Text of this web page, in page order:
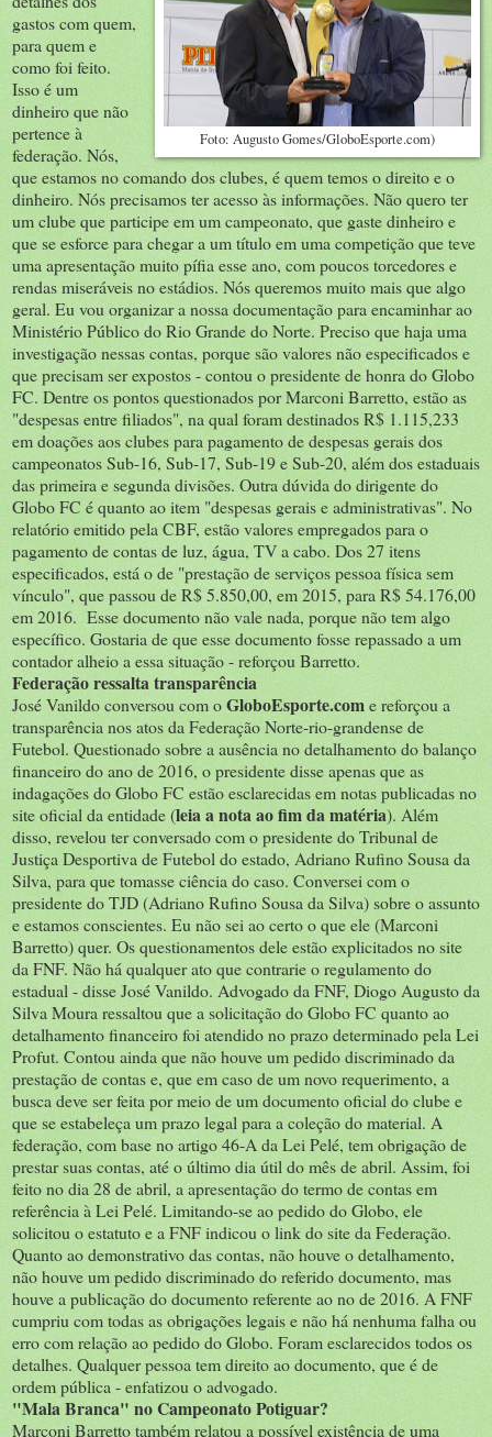
Foto: Augusto Gomes/GloboEsporte.com)
gastos com quem,
para quem e
como foi feito.
Isso é um
dinheiro que não
pertence à
federação. Nós,
que estamos no comando dos clubes, é quem temos o direito e o
dinheiro. Nós precisamos ter acesso às informações. Não quero ter
um clube que participe em um campeonato, que gaste dinheiro e
que se esforce para chegar a um título em uma competição que teve
uma apresentação muito pífia esse ano, com poucos torcedores e
rendas miseráveis no estádios. Nós queremos muito mais que algo
geral. Eu vou organizar a nossa documentação para encaminhar ao
Ministério Público do Rio Grande do Norte. Preciso que haja uma
investigação nessas contas, porque são valores não especificados e
que precisam ser expostos - contou o presidente de honra do Globo
FC. Dentre os pontos questionados por Marconi Barretto, estão as
"despesas entre filiados", na qual foram destinados R$ 1.115,233
em doações aos clubes para pagamento de despesas gerais dos
campeonatos Sub-16, Sub-17, Sub-19 e Sub-20, além dos estaduais
das primeira e segunda divisões. Outra dúvida do dirigente do
Globo FC é quanto ao item "despesas gerais e administrativas". No
relatório emitido pela CBF, estão valores empregados para o
pagamento de contas de luz, água, TV a cabo. Dos 27 itens
especificados, está o de "prestação de serviços pessoa física sem
vínculo", que passou de R$ 5.850,00, em 2015, para R$ 54.176,00
em 2016. Esse documento não vale nada, porque não tem algo
específico. Gostaria de que esse documento fosse repassado a um
contador alheio a essa situação - reforçou Barretto.
Federação ressalta transparência
José Vanildo conversou com oGloboEsporte.com e reforçou a
transparência nos atos da Federação Norte-rio-grandense de
Futebol. Questionado sobre a ausência no detalhamento do balanço
financeiro do ano de 2016, o presidente disse apenas que as
indagações do Globo FC estão esclarecidas em notas publicadas no
site oficial da entidade (leia a nota ao fim da matéria). Além
disso, revelou ter conversado com o presidente do Tribunal de
Justiça Desportiva de Futebol do estado, Adriano Rufino Sousa da
Silva, para que tomasse ciência do caso. Conversei com o
presidente do TJD (Adriano Rufino Sousa da Silva) sobre o assunto
e estamos conscientes. Eu não sei ao certo o que ele (Marconi
Barretto) quer. Os questionamentos dele estão explicitados no site
da FNF. Não há qualquer ato que contrarie o regulamento do
estadual - disse José Vanildo. Advogado da FNF, Diogo Augusto da
Silva Moura ressaltou que a solicitação do Globo FC quanto ao
detalhamento financeiro foi atendido no prazo determinado pela Lei
Profut. Contou ainda que não houve um pedido discriminado da
prestação de contas e, que em caso de um novo requerimento, a
busca deve ser feita por meio de um documento oficial do clube e
que se estabeleça um prazo legal para a coleção do material. A
federação, com base no artigo 46-A da Lei Pelé, tem obrigação de
prestar suas contas, até o último dia útil do mês de abril. Assim, foi
feito no dia 28 de abril, a apresentação do termo de contas em
referência à Lei Pelé. Limitando-se ao pedido do Globo, ele
solicitou o estatuto e a FNF indicou o link do site da Federação.
Quanto ao demonstrativo das contas, não houve o detalhamento,
não houve um pedido discriminado do referido documento, mas
houve a publicação do documento referente ao no de 2016. A FNF
cumpriu com todas as obrigações legais e não há nenhuma falha ou
erro com relação ao pedido do Globo. Foram esclarecidos todos os
detalhes. Qualquer pessoa tem direito ao documento, que é de
ordem pública - enfatizou o advogado.
"Mala Branca" no Campeonato Potiguar?
Marconi Barretto também relatou a possível existência de uma